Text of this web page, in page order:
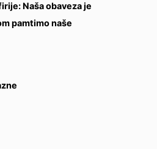
Naša obaveza je
pamtimo naše